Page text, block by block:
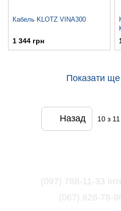
Кабель KLOTZ VINA300
1 344 грн
Показати
Назад 10 з 11
(097) 788-11-33
(067) 828-78-